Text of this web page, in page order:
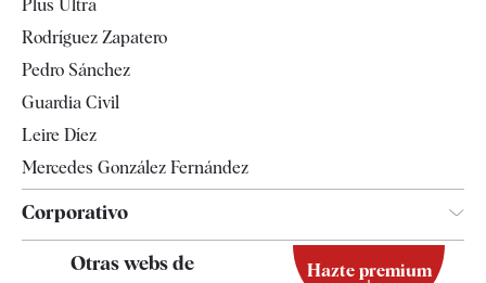
Televisión
Plus Ultra
Rodríguez Zapatero
Pedro Sánchez
Guardia Civil
Leire Díez
Mercedes González Fernández
Corporativo
Contacto
Otras webs de Hazte premium